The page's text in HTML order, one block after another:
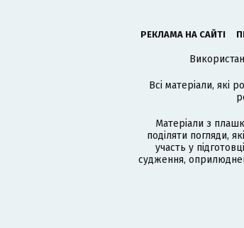
РЕКЛАМА НА САЙТІ
Всі матеріали, які
Матеріали з
поділяти погляди,
участь у
судження,